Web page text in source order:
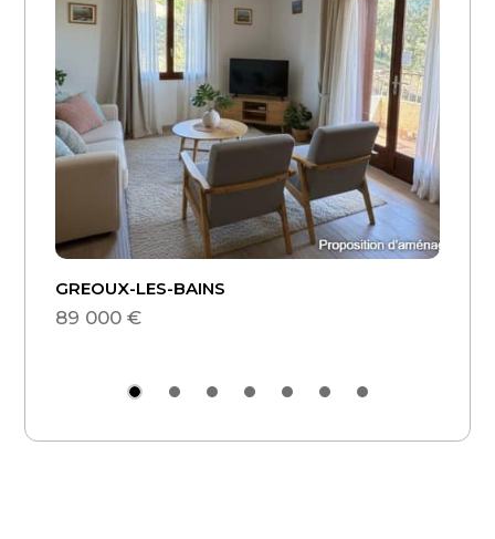
GREOUX-LES-BAINS
89 000 €